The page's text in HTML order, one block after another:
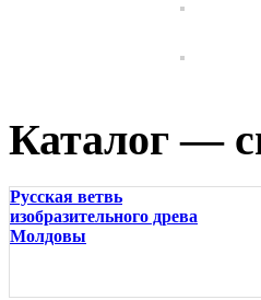
Каталог —
Русская ветвь
изобразительного древа
Молдовы